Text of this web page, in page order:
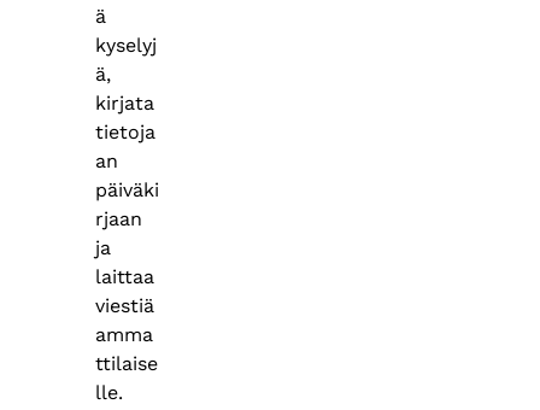
ä
kyselyj
ä,
kirjata
tietoja
an
päiväki
rjaan
ja
laittaa
viestiä
amma
ttilaise
lle.